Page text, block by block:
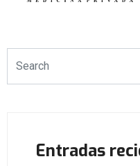
Entradas